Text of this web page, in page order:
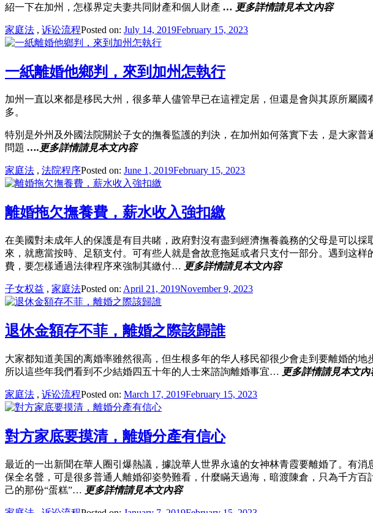
紹一下在加州，怎樣界定夫妻共同財產和個人財產 … 更多詳情請見本文內容
家庭法 , 诉讼流程Posted on: July 14, 2019February 15, 2023
一紙離婚他鄉判，來到加州怎執行
加州一直以來都是移民大州，很多華人儘管早已在這裡定居，但還是會與其原所屬
多。
特別是外州及外國法院關於子女的撫養監護的判決，在加州如何落實下去，是大家
問題 ….更多詳情請見本文內容
家庭法 , 法院程序Posted on: June 1, 2019February 15, 2023
離婚拖欠撫養費，薪水收入強扣繳
在美國對未成年人的保護是有目共睹，政府對沒有盡到經濟撫養義務的父母是可以
來，就應當按時、足額支付。可有些人就是會故意拖延或者只支付一部分。遇到这
費，要怎樣通過法律程序來強制其繳付… 更多詳情請見本文內容
子女权益 , 家庭法Posted on: April 21, 2019November 9, 2023
退休金額存不菲，離婚之際該歸誰
大家都知道美国的离婚率雖然很高，但生根多年的华人移民卻很少會走到要離婚的
所以這些年我們看到不少結婚四五十年的人士來諮詢離婚事宜… 更多詳情請見本文內
家庭法 , 诉讼流程Posted on: March 17, 2019February 15, 2023
對方家底要摸清，離婚分產有信心
最近的一出新聞在華人圈引爆熱議，據說華人世界永遠的女神林青霞要離婚了。有
保全名聲，可是很多普通人離婚卻姿勢難看，什麼瞞天過海，暗渡陳倉，只為千方
己的那份“蛋糕”… 更多詳情請見本文內容